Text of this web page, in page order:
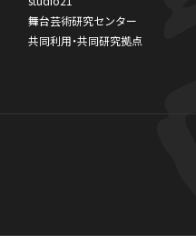
舞台芸術研究センター
共同利用・共同研究拠点